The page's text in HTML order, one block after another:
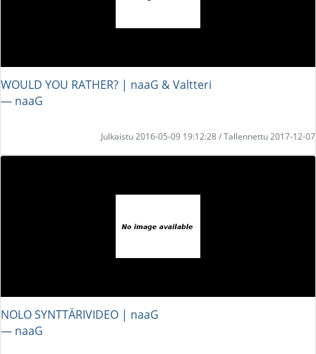
WOULD YOU RATHER? | naaG & Valtteri
― naaG
Julkaistu 2016-05-09 19:12:28 / Tallennettu 2017-12-07
NOLO SYNTTÄRIVIDEO | naaG
― naaG